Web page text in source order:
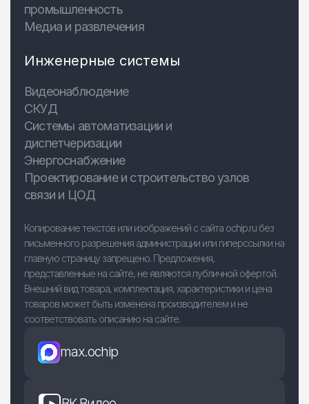
промышленность
Медиа и развлечения
Инженерные системы
Видеонаблюдение
СКУД
Системы автоматизации и
диспетчеризации
Энергоснабжение
Проектирование и строительство узлов
связи и ЦОД
Копирование текстов или изображений с сайта ochip.ru без
письменного разрешения администрации или гиперссылки на
главную страницу запрещено. Предложения,
представленные на сайте, не являются публичной офертой.
Внешний вид товара, комплектация, характеристики и цена
товаров может быть изменена производителем и не
соответствовать описанию на сайте.
max.ochip